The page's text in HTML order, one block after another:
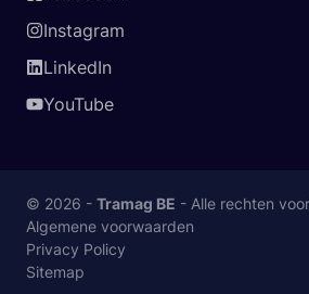
Instagram
LinkedIn
YouTube
© 2026 - Tramag BE - Alle rechten
Algemene voorwaarden
Privacy Policy
Sitemap